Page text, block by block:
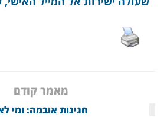
מאמר קודם
חגיגות אובמה: ומי